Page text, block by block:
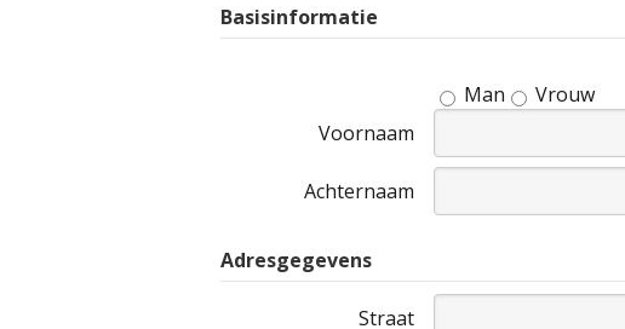
Basisinformatie
Man
Vrouw
Voornaam
Achternaam
Adresgegevens
Straat